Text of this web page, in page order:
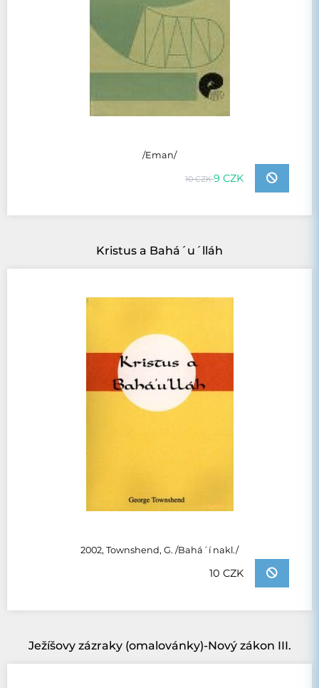
/Eman/
10 CZK9 CZK
Kristus a Bahá´u´lláh
2002, Townshend, G. /Bahá´í nakl./
10 CZK
Ježíšovy zázraky (omalovánky)-Nový zákon III.